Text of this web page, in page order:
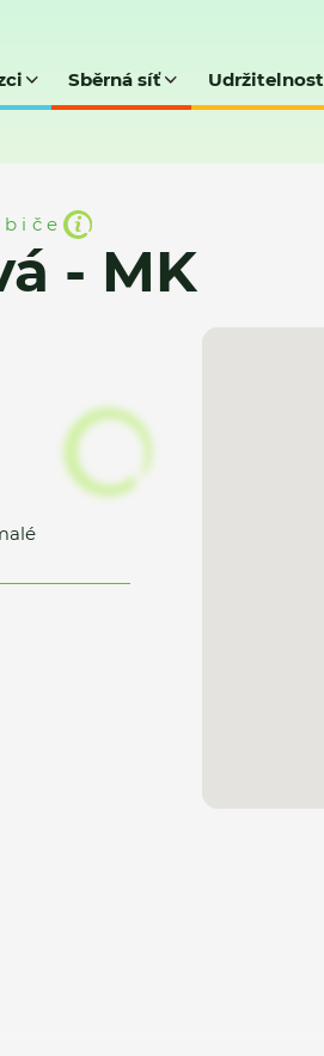
Sběrná síť Udržitelnost
- MK